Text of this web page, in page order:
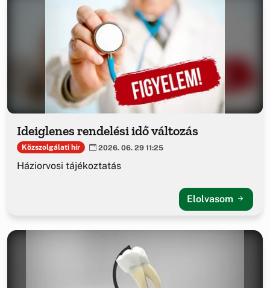
Ideiglenes rendelési idő változás
Közszolgálati hír 2026. 06. 29 11:25
Háziorvosi tájékoztatás
Elolvasom